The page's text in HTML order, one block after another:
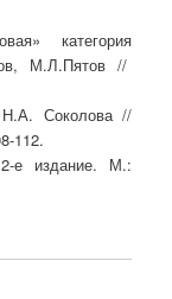
категория
М.Л.Пятов //
Соколова //
112.
е издание. М.: